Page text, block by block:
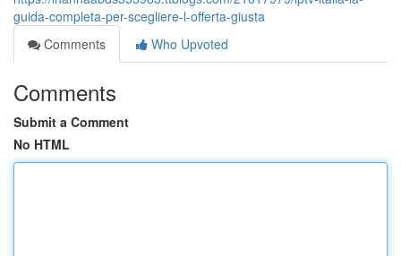
guida-completa-per-scegliere-l-offerta-giusta
Comments
Who Upvoted
Comments
Submit a Comment
No HTML